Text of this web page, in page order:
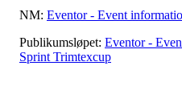
NM: Eventor - Event
Publikumsløpet: Eventor -
Sprint Trimtexcup